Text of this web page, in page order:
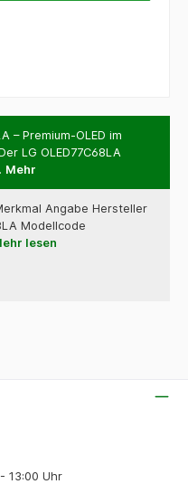
– Premium-OLED im
LG OLED77C68LA
Mehr
Angabe Hersteller
Modellcode
lesen
13:00 Uhr